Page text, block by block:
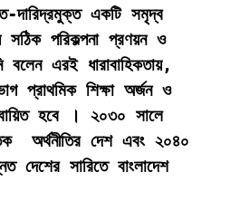
দারিদ্রমুক্ত একটি সমৃদ্ব
পরিকল্পনা প্রণয়ন ও
এরই ধারাবাহিকতায়,
প্রাথমিক শিক্ষা অর্জন ও
হবে । ২০৩০ সালে
অর্থনীতির দেশ এবং ২০৪০
দেশের সারিতে বাংলাদেশ